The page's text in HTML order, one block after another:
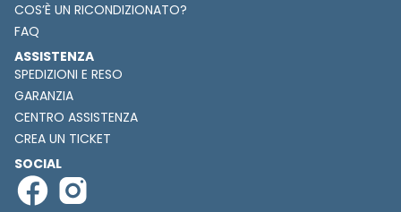
COS’È UN RICONDIZIONATO?
FAQ
ASSISTENZA
SPEDIZIONI E RESO
GARANZIA
CENTRO ASSISTENZA
CREA UN TICKET
SOCIAL